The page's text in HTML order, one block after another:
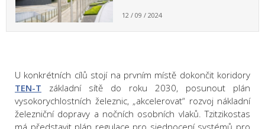
12 / 09 / 2024
U konkrétních cílů stojí na prvním místě dokončit koridory
TEN-T základní sítě do roku 2030, posunout plán
vysokorychlostních železnic, „akcelerovat“ rozvoj nákladní
železniční dopravy a nočních osobních vlaků. Tzitzikostas
má představit plán regulace pro sjednocení systémů pro